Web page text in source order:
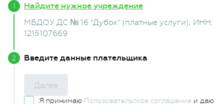
Найдите нужное учреждение
МБДОУ ДС № 16 "Дубок" (платные услуги), ИНН:
1215107669
Введите данные плательщика
Далее
Я принимаю Пользовательское соглашение и даю